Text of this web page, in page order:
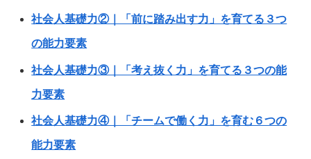
社会人基礎力②｜「前に踏み出す力」を育てる３つ
の能力要素
社会人基礎力③｜「考え抜く力」を育てる３つの能
力要素
社会人基礎力④｜「チームで働く力」を育む６つの
能力要素